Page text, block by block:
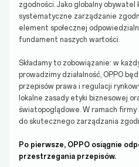
zgodności. Jako globalny obywatel
systematyczne zarządzanie
element społecznej
fundament naszych wartości.
Składamy to zobowiązanie: w
prowadzimy działalność, OPPO
przepisów prawa i regulacji
lokalne zasady etyki biznesowej
światopoglądowe. W ramach
do skutecznego zarządzania
Po pierwsze, OPPO osiągnie
przestrzegania przepisów.